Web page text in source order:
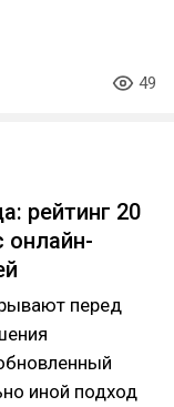
49
рейтинг 20
онлайн-
перед
иной подход